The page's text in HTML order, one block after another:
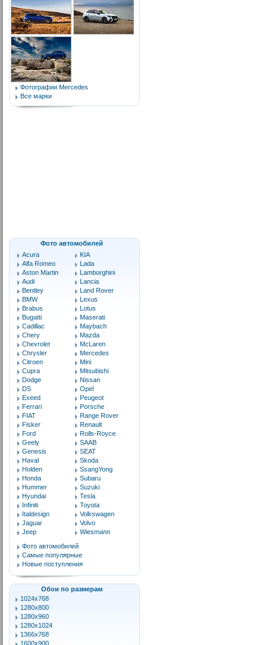
Фотографии Mercedes
Все марки
Фото автомобилей
Acura
Alfa Romeo
Aston Martin
Audi
Bentley
BMW
Brabus
Bugatti
Cadillac
Chery
Chevrolet
Chrysler
Citroen
Cupra
Dodge
DS
Exeed
Ferrari
FIAT
Fisker
Ford
Geely
Genesis
Haval
Holden
Honda
Hummer
Hyundai
Infiniti
Italdesign
Jaguar
Jeep
KIA
Lada
Lamborghini
Lancia
Land Rover
Lexus
Lotus
Maserati
Maybach
Mazda
McLaren
Mercedes
Mini
Mitsubishi
Nissan
Opel
Peugeot
Porsche
Range Rover
Renault
Rolls-Royce
SAAB
SEAT
Skoda
SsangYong
Subaru
Suzuki
Tesla
Toyota
Volkswagen
Volvo
Wiesmann
Фото автомобилей
Самые популярные
Новые поступления
Обои по размерам
1024x768
1280x800
1280x960
1280x1024
1366x768
1600x900